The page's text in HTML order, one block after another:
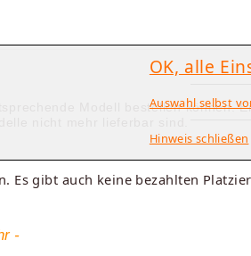
Modell bestellen können.
Es gibt auch keine bezahlten
-
OK, alle
Auswahl selbst
Hinweis schließen